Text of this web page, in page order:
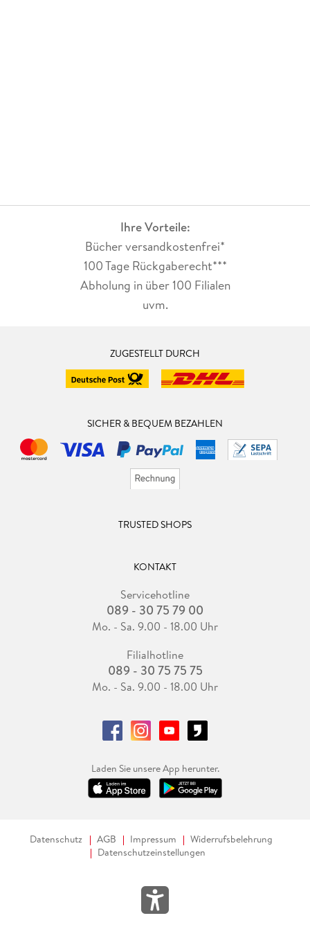
Ihre Vorteile:
Bücher versandkostenfrei*
100 Tage Rückgaberecht***
Abholung in über 100 Filialen
uvm.
ZUGESTELLT DURCH
SICHER & BEQUEM BEZAHLEN
TRUSTED SHOPS
KONTAKT
Servicehotline
089 - 30 75 79 00
Mo. - Sa. 9.00 - 18.00 Uhr
Filialhotline
089 - 30 75 75 75
Mo. - Sa. 9.00 - 18.00 Uhr
Laden Sie unsere App herunter.
Datenschutz AGB Impressum
Widerrufsbelehrung
Datenschutzeinstellungen